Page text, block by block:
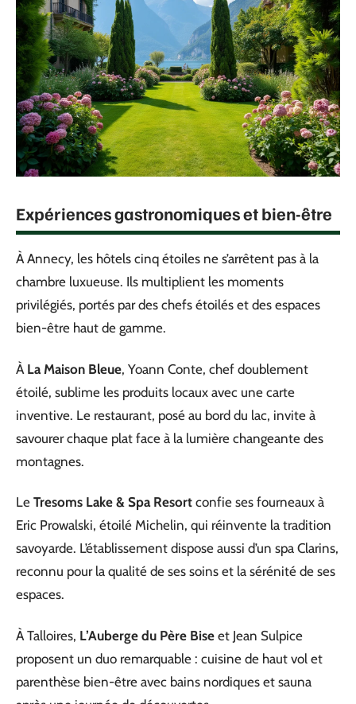
Expériences gastronomiques et bien-être
À Annecy, les hôtels cinq étoiles ne s’arrêtent pas à la
chambre luxueuse. Ils multiplient les moments
privilégiés, portés par des chefs étoilés et des espaces
bien-être haut de gamme.
À La Maison Bleue, Yoann Conte, chef doublement
étoilé, sublime les produits locaux avec une carte
inventive. Le restaurant, posé au bord du lac, invite à
savourer chaque plat face à la lumière changeante des
montagnes.
Le Tresoms Lake & Spa Resort confie ses fourneaux à
Eric Prowalski, étoilé Michelin, qui réinvente la tradition
savoyarde. L’établissement dispose aussi d’un spa Clarins,
reconnu pour la qualité de ses soins et la sérénité de ses
espaces.
À Talloires, L’Auberge du Père Bise et Jean Sulpice
proposent un duo remarquable : cuisine de haut vol et
parenthèse bien-être avec bains nordiques et sauna